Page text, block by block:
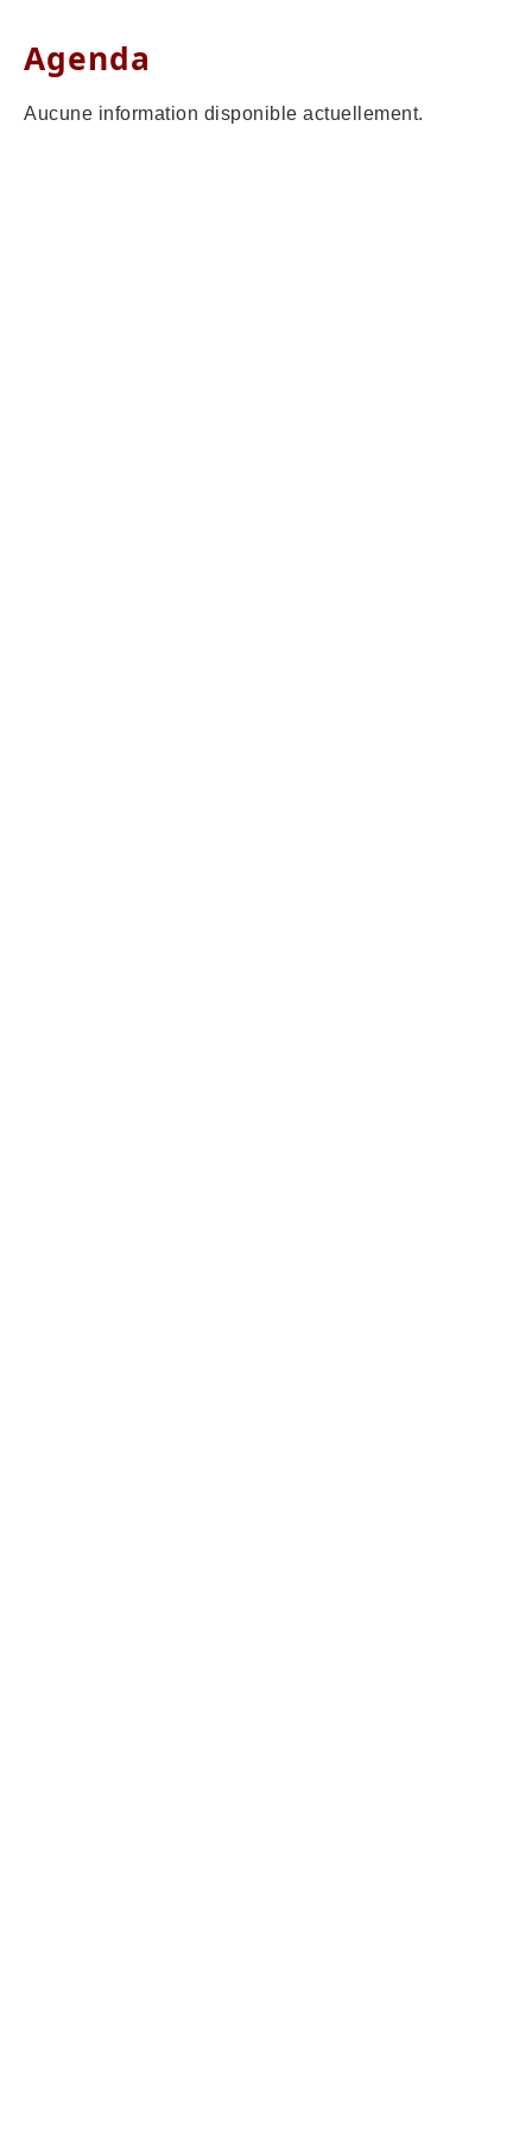
Agenda
Aucune information disponible actuellement.